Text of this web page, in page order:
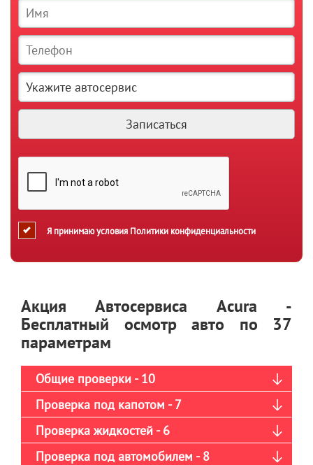
Я принимаю условия Политики конфиденциальности
Акция Автосервиса Acura -
Бесплатный осмотр авто по 37
параметрам
Общие проверки - 10
Проверка под капотом - 7
Проверка жидкостей - 6
Проверка под автомобилем - 8